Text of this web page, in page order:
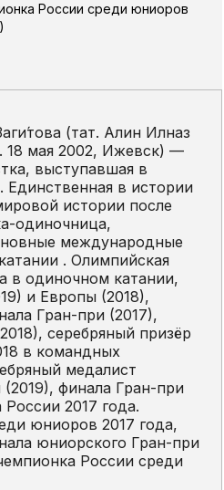
России среди юниоров
(тат. Алинә Илназ
18 мая 2002, Ижевск) —
выступавшая в
Единственная в истории
истории после
одиночница,
международные
. Олимпийская
в одиночном катании,
и Европы (2018),
Гран-при (2017),
серебряный призёр
в командных
медалист
финала Гран-при
2017 года.
юниоров 2017 года,
юниорского Гран-при
России среди